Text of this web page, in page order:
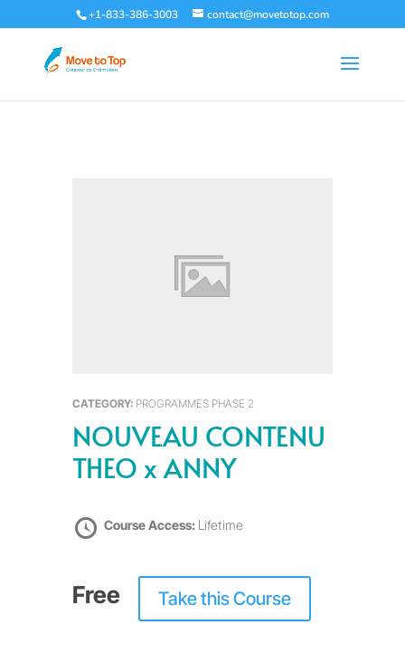
+1-833-386-3003 contact@movetotop.com
CATEGORY: PROGRAMMES PHASE 2
NOUVEAU CONTENU
THEO x ANNY
Course Access: Lifetime
Free Take this Course